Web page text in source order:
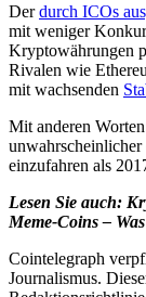
Derdurch ICOs
mit weniger
Kryptowährungen
Rivalen wie
mit wachsenden
Mit anderen
einzufahren als
Lesen Sie auch:
Meme-Coins –
Cointelegraph
Journalismus.